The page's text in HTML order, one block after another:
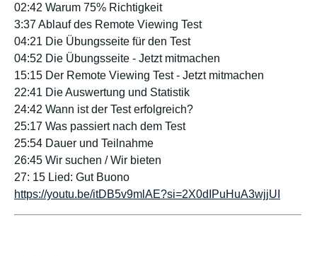
02:42 Warum 75% Richtigkeit
3:37 Ablauf des Remote Viewing Test
04:21 Die Übungsseite für den Test
04:52 Die Übungsseite - Jetzt mitmachen
15:15 Der Remote Viewing Test - Jetzt mitmachen
22:41 Die Auswertung und Statistik
24:42 Wann ist der Test erfolgreich?
25:17 Was passiert nach dem Test
25:54 Dauer und Teilnahme
26:45 Wir suchen / Wir bieten
27: 15 Lied: Gut Buono
https://youtu.be/itDB5v9mlAE?si=2X0dIPuHuA3wjjUI